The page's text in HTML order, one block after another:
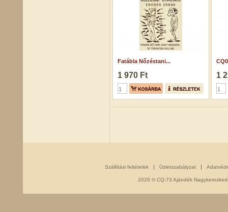
Fatábla Nőzéstani...
1 970 Ft 1
Szállítási feltételek Üzletszabályzat
2026 © CQ-73 Ajándék